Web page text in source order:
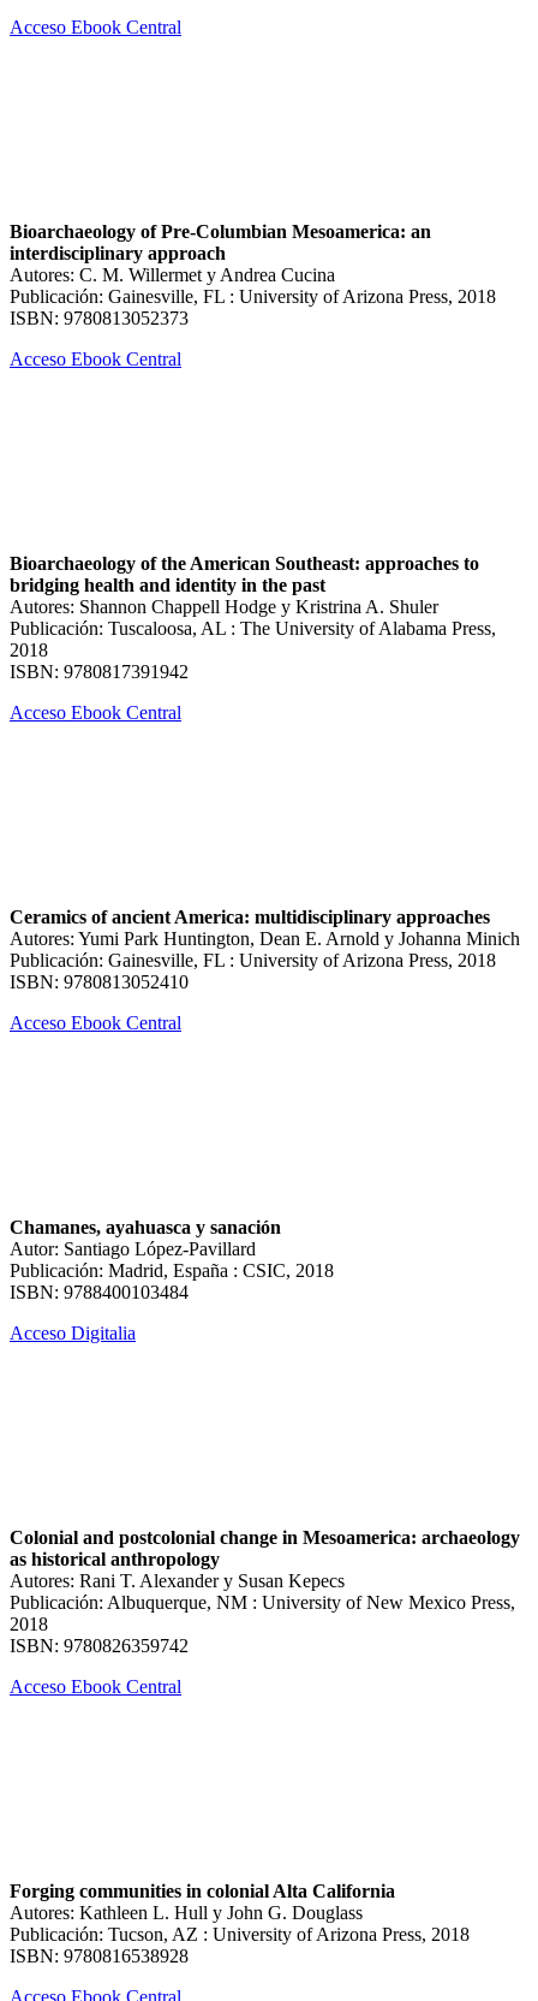
Acceso Ebook Central
Bioarchaeology of Pre-Columbian Mesoamerica: an
interdisciplinary approach
Autores: C. M. Willermet y Andrea Cucina
Publicación: Gainesville, FL : University of Arizona Press, 2018
ISBN: 9780813052373
Acceso Ebook Central
Bioarchaeology of the American Southeast: approaches to
bridging health and identity in the past
Autores: Shannon Chappell Hodge y Kristrina A. Shuler
Publicación: Tuscaloosa, AL : The University of Alabama Press,
2018
ISBN: 9780817391942
Acceso Ebook Central
Ceramics of ancient America: multidisciplinary approaches
Autores: Yumi Park Huntington, Dean E. Arnold y Johanna Minich
Publicación: Gainesville, FL : University of Arizona Press, 2018
ISBN: 9780813052410
Acceso Ebook Central
Chamanes, ayahuasca y sanación
Autor: Santiago López-Pavillard
Publicación: Madrid, España : CSIC, 2018
ISBN: 9788400103484
Acceso Digitalia
Colonial and postcolonial change in Mesoamerica: archaeology
as historical anthropology
Autores: Rani T. Alexander y Susan Kepecs
Publicación: Albuquerque, NM : University of New Mexico Press,
2018
ISBN: 9780826359742
Acceso Ebook Central
Forging communities in colonial Alta California
Autores: Kathleen L. Hull y John G. Douglass
Publicación: Tucson, AZ : University of Arizona Press, 2018
ISBN: 9780816538928
Acceso Ebook Central